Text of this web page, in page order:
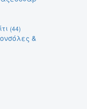
(44)
&